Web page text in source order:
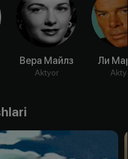
Вера Майлз
Aktyor
Ли